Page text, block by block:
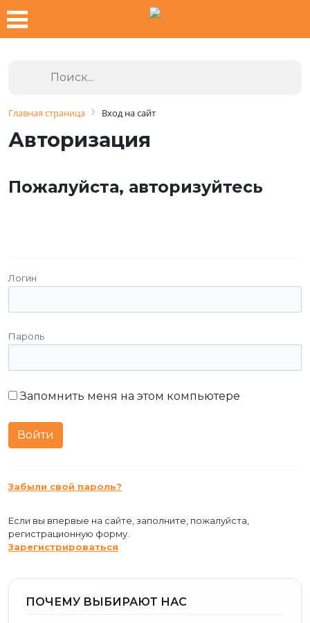
Главная страница Вход на сайт
Авторизация
Пожалуйста, авторизуйтесь
Логин
Пароль
Запомнить меня на этом компьютере
Забыли свой пароль?
Если вы впервые на сайте, заполните, пожалуйста,
регистрационную форму.
Зарегистрироваться
ПОЧЕМУ ВЫБИРАЮТ НАС